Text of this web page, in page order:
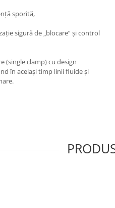
sporită,
sigură de „blocare” și control
(single clamp) cu design
în același timp linii fluide și